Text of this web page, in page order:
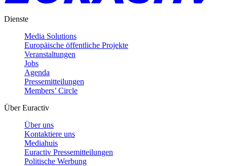
Dienste
Media Solutions
Europäische öffentliche Projekte
Veranstaltungen
Jobs
Agenda
Pressemitteilungen
Members’ Circle
Über Euractiv
Über uns
Kontaktiere uns
Mediahuis
Euractiv Pressemitteilungen
Politische Werbung